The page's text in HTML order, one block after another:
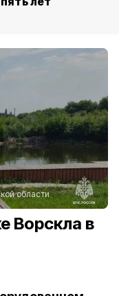
области
Ворскла в